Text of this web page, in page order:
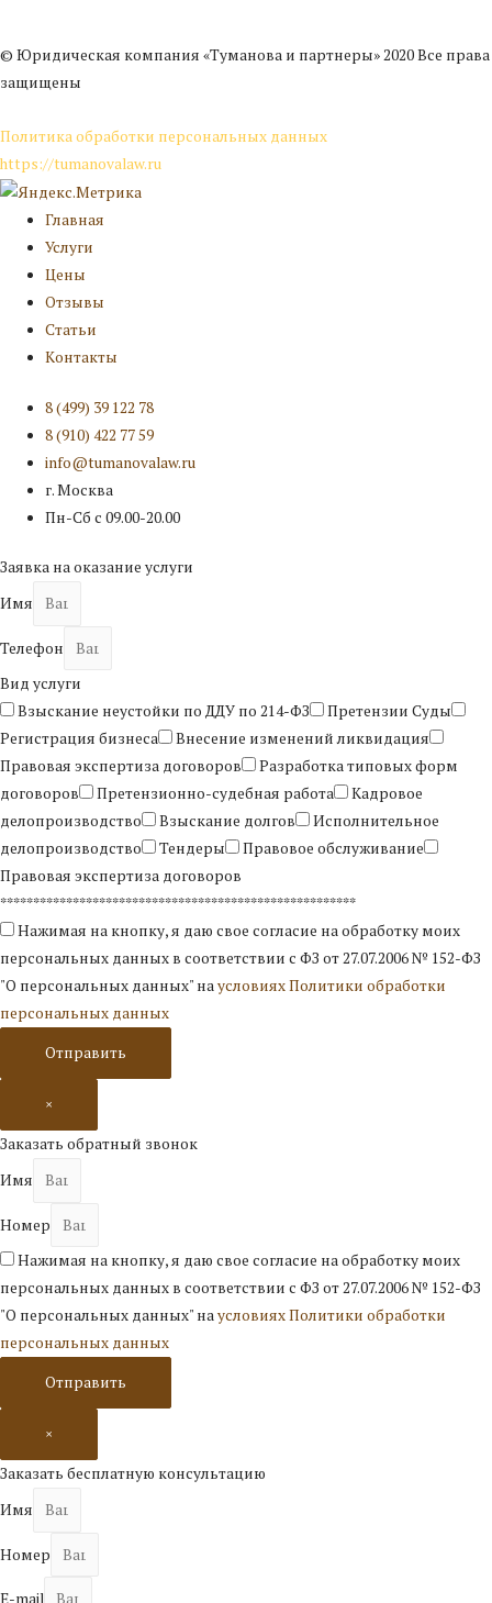
© Юридическая компания «Туманова и партнеры» 2020 Все права
защищены
Политика обработки персональных данных
https://tumanovalaw.ru
Главная
Услуги
Цены
Отзывы
Статьи
Контакты
8 (499) 39 122 78
8 (910) 422 77 59
info@tumanovalaw.ru
г. Москва
Пн-Сб с 09.00-20.00
Заявка на оказание услуги
Имя
Телефон
Вид услуги
Взыскание неустойки по ДДУ по 214-ФЗ
Претензии Суды
Регистрация бизнеса
Внесение изменений ликвидация
Правовая экспертиза договоров
Разработка типовых форм
договоров
Претензионно-судебная работа
Кадровое
делопроизводство
Взыскание долгов
Исполнительное
делопроизводство
Тендеры
Правовое обслуживание
Правовая экспертиза договоров
******************************************************
Нажимая на кнопку, я даю свое согласие на обработку моих
персональных данных в соответствии с ФЗ от 27.07.2006 № 152-ФЗ
"О персональных данных" наусловиях Политики обработки
персональных данных
Отправить
×
Заказать обратный звонок
Имя
Номер
Нажимая на кнопку, я даю свое согласие на обработку моих
персональных данных в соответствии с ФЗ от 27.07.2006 № 152-ФЗ
"О персональных данных" наусловиях Политики обработки
персональных данных
Отправить
×
Заказать бесплатную консультацию
Имя
Номер
E-mail